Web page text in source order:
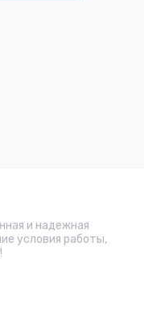
и надежная
условия работы,